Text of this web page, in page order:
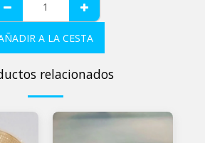
A LA CESTA
relacionados